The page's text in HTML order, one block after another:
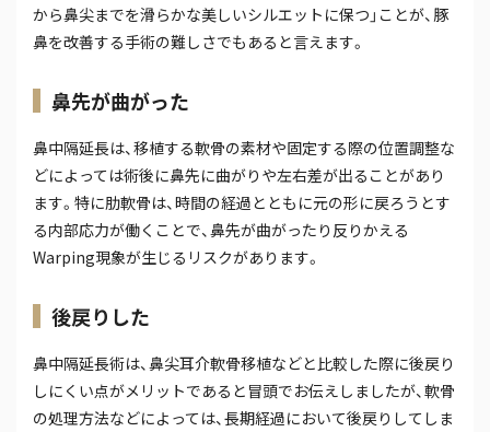
から鼻尖までを滑らかな美しいシルエットに保つ」ことが、豚
鼻を改善する手術の難しさでもあると言えます。
鼻先が曲がった
鼻中隔延長は、移植する軟骨の素材や固定する際の位置調整な
どによっては術後に鼻先に曲がりや左右差が出ることがあり
ます。特に肋軟骨は、時間の経過とともに元の形に戻ろうとす
る内部応力が働くことで、鼻先が曲がったり反りかえる
Warping現象が生じるリスクがあります。
後戻りした
鼻中隔延長術は、鼻尖耳介軟骨移植などと比較した際に後戻り
しにくい点がメリットであると冒頭でお伝えしましたが、軟骨
の処理方法などによっては、長期経過において後戻りしてしま